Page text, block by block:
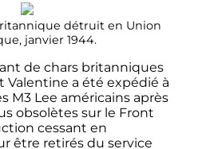
détruit en Union
janvier 1944.
de chars britanniques
Valentine a été expédié à
M3 Lee américains après
obsolètes sur le Front
cessant en
être retirés du service